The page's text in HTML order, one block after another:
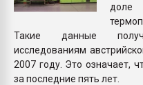
Такие данные
исследованиям
2007 году. Это означает,
за последние пять лет.